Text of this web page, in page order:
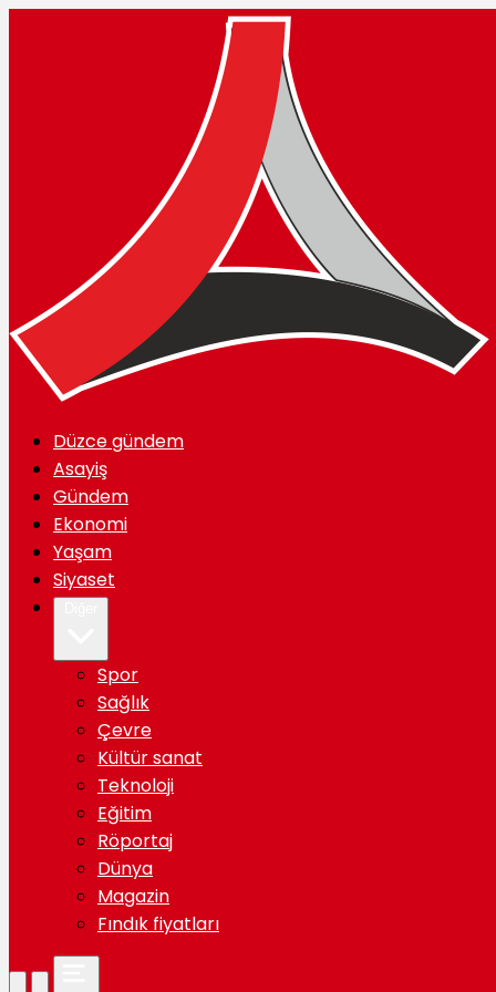
Düzce gündem
Asayiş
Gündem
Ekonomi
Yaşam
Siyaset
Spor
Sağlık
Çevre
Kültür sanat
Teknoloji
Eğitim
Röportaj
Dünya
Magazin
Fındık fiyatları